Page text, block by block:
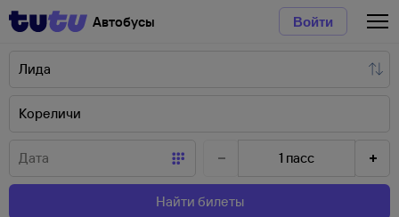
Автобусы Войти
1 пасс
Найти билеты